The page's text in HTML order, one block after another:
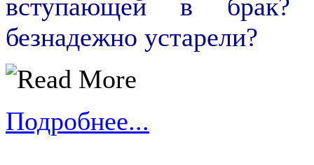
вступающей в брак?
безнадежно устарели?
Подробнее...